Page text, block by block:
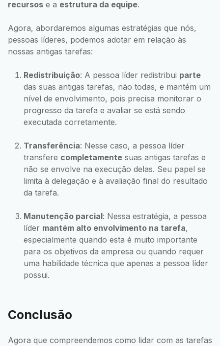
recursos e a estrutura da equipe.
Agora, abordaremos algumas estratégias que nós,
pessoas líderes, podemos adotar em relação às
nossas antigas tarefas:
Redistribuição: A pessoa líder redistribui parte
das suas antigas tarefas, não todas, e mantém um
nível de envolvimento, pois precisa monitorar o
progresso da tarefa e avaliar se está sendo
executada corretamente.
Transferência: Nesse caso, a pessoa líder
transfere completamente suas antigas tarefas e
não se envolve na execução delas. Seu papel se
limita à delegação e à avaliação final do resultado
da tarefa.
Manutenção parcial: Nessa estratégia, a pessoa
líder mantém alto envolvimento na tarefa,
especialmente quando esta é muito importante
para os objetivos da empresa ou quando requer
uma habilidade técnica que apenas a pessoa líder
possui.
Conclusão
Agora que compreendemos como lidar com as tarefas